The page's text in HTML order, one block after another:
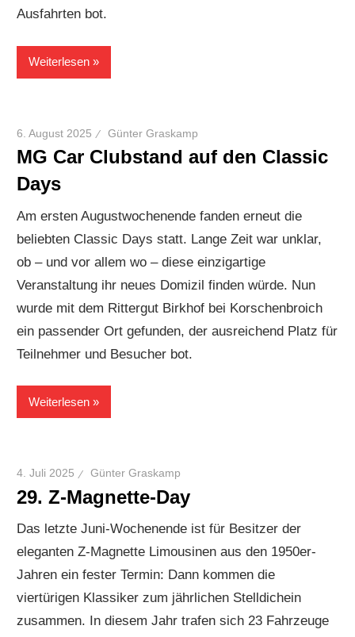
Ausfahrten bot.
Weiterlesen
6. August 2025 Günter Graskamp
MG Car Clubstand auf den Classic
Days
Am ersten Augustwochenende fanden erneut die
beliebten Classic Days statt. Lange Zeit war unklar,
ob – und vor allem wo – diese einzigartige
Veranstaltung ihr neues Domizil finden würde. Nun
wurde mit dem Rittergut Birkhof bei Korschenbroich
ein passender Ort gefunden, der ausreichend Platz für
Teilnehmer und Besucher bot.
Weiterlesen
4. Juli 2025 Günter Graskamp
29. Z-Magnette-Day
Das letzte Juni-Wochenende ist für Besitzer der
eleganten Z-Magnette Limousinen aus den 1950er-
Jahren ein fester Termin: Dann kommen die
viertürigen Klassiker zum jährlichen Stelldichein
zusammen. In diesem Jahr trafen sich 23 Fahrzeuge